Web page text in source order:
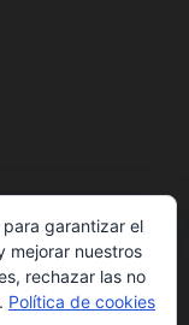
garantizar el
mejorar nuestros
rechazar las no
Política de cookies